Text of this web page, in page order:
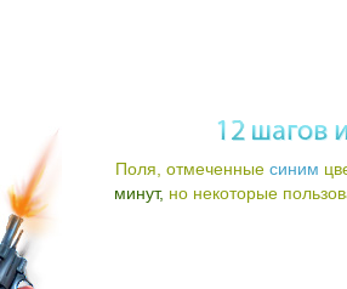
Поля, отмеченные синим
минут, но некоторые